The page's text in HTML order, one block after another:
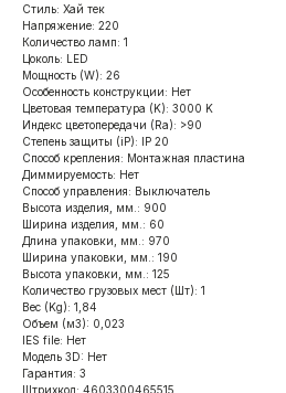
Стиль: Хай тек
Напряжение: 220
Количество ламп: 1
Цоколь: LED
Мощность (W): 26
Особенность конструкции: Нет
Цветовая температура (K): 3000 K
Индекс цветопередачи (Ra): >90
Степень защиты (iP): IP 20
Способ крепления: Монтажная пластина
Диммируемость: Нет
Способ управления: Выключатель
Высота изделия, мм.: 900
Ширина изделия, мм.: 60
Длина упаковки, мм.: 970
Ширина упаковки, мм.: 190
Высота упаковки, мм.: 125
Количество грузовых мест (Шт): 1
Вес (Kg): 1,84
Объем (м3): 0,023
IES file: Нет
Модель 3D: Нет
Гарантия: 3
Штрихкод: 4603300465515